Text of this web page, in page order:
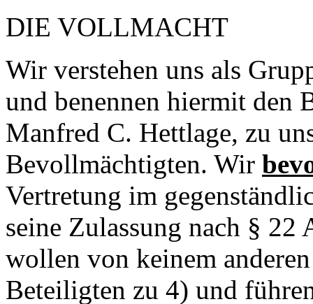
DIE VOLLMACHT
Wir verstehen uns als
und benennen hiermit den
Manfred C. Hettlage, zu
Bevollmächtigten. Wir
Vertretung im
seine Zulassung nach §
wollen von keinem
Beteiligten zu 4) und